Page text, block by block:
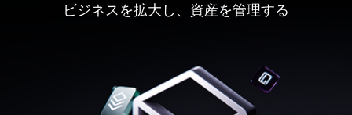
ビジネスを拡大し、資産を管理する